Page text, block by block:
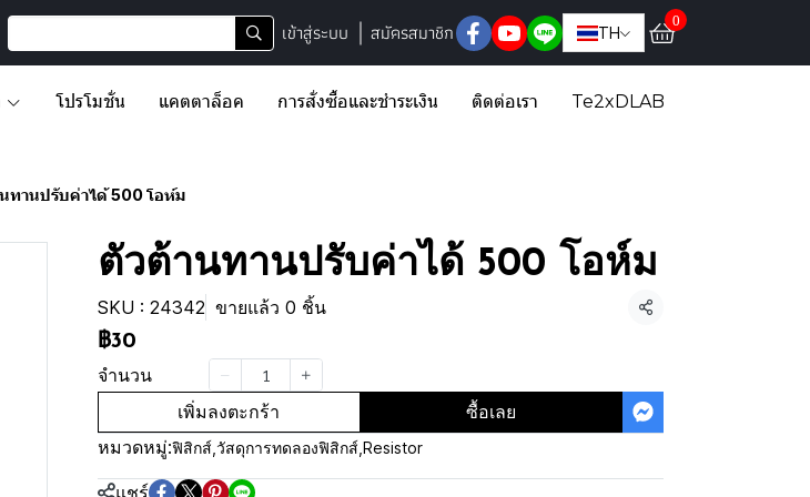
เข้าสู่ระบบ สมัครสมาชิก TH
0
โปรโมชั่น แคตตาล็อค การสั่งซื้อและชำระเงิน ติดต่อเรา Te2xDLAB
ทานปรับค่าได้ 500 โอห์ม
ตัวต้านทานปรับค่าได้ 500 โอห์ม
SKU : 24342 ขายแล้ว 0 ชิ้น
แชร์
฿30
จำนวน
เพิ่มลงตะกร้า
ซื้อเลย
หมวดหมู่:ฟิสิกส์ วัสดุการทดลองฟิสิกส์ Resistor
แชร์